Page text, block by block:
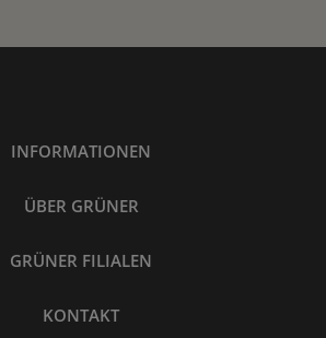
INFORMATIONEN
ÜBER GRÜNER
GRÜNER FILIALEN
KONTAKT